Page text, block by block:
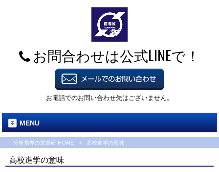
お問合わせは公式LINEで！
お電話でのお問い合わせ先はございません。
MENU
分析指導の栄進研 HOME > 高校進学の意味
高校進学の意味